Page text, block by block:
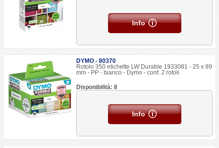
Info
DYMO - 80370
Rotolo 350 etichette LW Durable 1933081 - 25 x 89
mm - PP - bianco - Dymo - conf. 2 rotoli
Disponibilità: 8
Info